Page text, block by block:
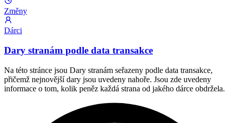
Změny
Dárci
Dary stranám podle data transakce
Na této stránce jsou Dary stranám seřazeny podle data transakce,
přičemž nejnovější dary jsou uvedeny nahoře. Jsou zde uvedeny
informace o tom, kolik peněz každá strana od jakého dárce obdržela.